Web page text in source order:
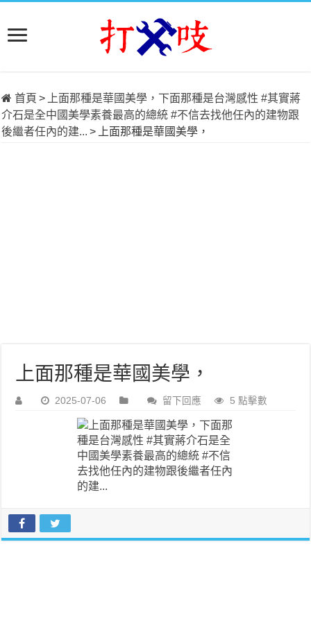
首頁 >
上面那種是華國美學，下面那種是台灣感性 #其實蔣
介石是全中國美學素養最高的總統 #不信去找他任內的建物跟
後繼者任內的建... > 上面那種是華國美學，
上面那種是華國美學，
2025-07-06 留下回應 5 點擊數